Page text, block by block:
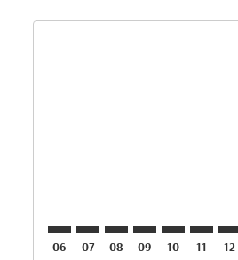
06 07 08 09 10 11 12